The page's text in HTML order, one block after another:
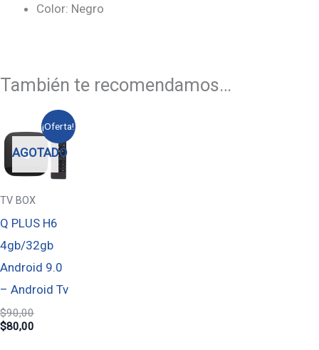
Color: Negro
También te recomendamos…
¡Oferta!
AGOTADO
TV BOX
Q PLUS H6
4gb/32gb
Android 9.0
– Android Tv
$90,00
El
precio
original
era:
$90,00.
$80,00
El
precio
actual
es:
$80,00.